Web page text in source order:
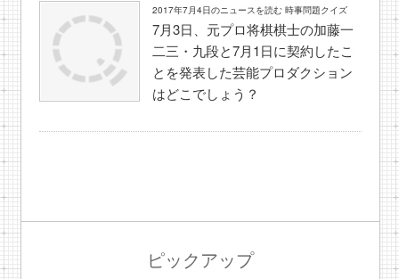
2017年7月4日のニュースを読む 時事問題クイズ
7月3日、元プロ将棋棋士の加藤一
二三・九段と7月1日に契約したこ
とを発表した芸能プロダクション
はどこでしょう？
ピックアップ